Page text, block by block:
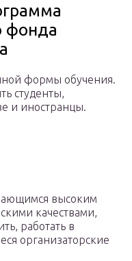
фонда
формы обучения.
студенты,
и иностранцы.
высоким
качествами,
работать в
организаторские